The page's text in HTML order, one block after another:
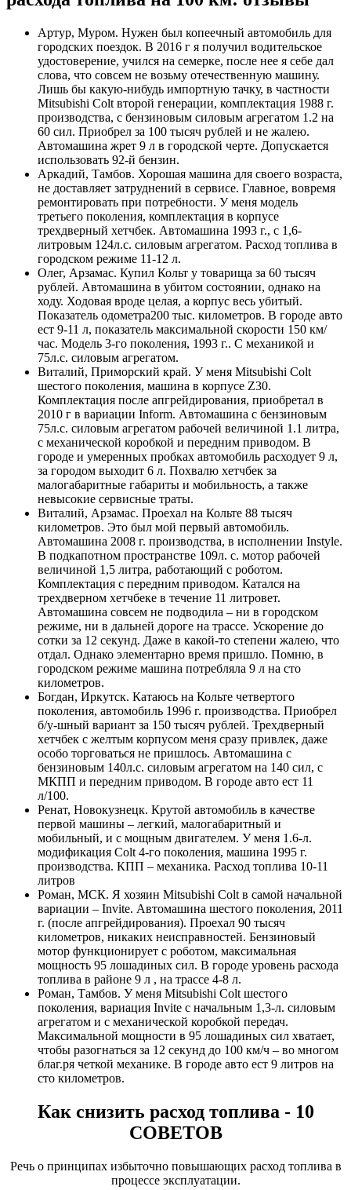
Артур, Муром. Нужен был копеечный автомобиль для
городских поездок. В 2016 г я получил водительское
удостоверение, учился на семерке, после нее я себе дал
слова, что совсем не возьму отечественную машину.
Лишь бы какую-нибудь импортную тачку, в частности
Mitsubishi Colt второй генерации, комплектация 1988 г.
производства, с бензиновым силовым агрегатом 1.2 на
60 сил. Приобрел за 100 тысяч рублей и не жалею.
Автомашина жрет 9 л в городской черте. Допускается
использовать 92-й бензин.
Аркадий, Тамбов. Хорошая машина для своего возраста,
не доставляет затруднений в сервисе. Главное, вовремя
ремонтировать при потребности. У меня модель
третьего поколения, комплектация в корпусе
трехдверный хетчбек. Автомашина 1993 г., с 1,6-
литровым 124л.с. силовым агрегатом. Расход топлива в
городском режиме 11-12 л.
Олег, Арзамас. Купил Кольт у товарища за 60 тысяч
рублей. Автомашина в убитом состоянии, однако на
ходу. Ходовая вроде целая, а корпус весь убитый.
Показатель одометра200 тыс. километров. В городе авто
ест 9-11 л, показатель максимальной скорости 150 км/
час. Модель 3-го поколения, 1993 г.. С механикой и
75л.с. силовым агрегатом.
Виталий, Приморский край. У меня Mitsubishi Colt
шестого поколения, машина в корпусе Z30.
Комплектация после апгрейдирования, приобретал в
2010 г в вариации Inform. Автомашина с бензиновым
75л.с. силовым агрегатом рабочей величиной 1.1 литра,
с механической коробкой и передним приводом. В
городе и умеренных пробках автомобиль расходует 9 л,
за городом выходит 6 л. Похвалю хетчбек за
малогабаритные габариты и мобильность, а также
невысокие сервисные траты.
Виталий, Арзамас. Проехал на Кольте 88 тысяч
километров. Это был мой первый автомобиль.
Автомашина 2008 г. производства, в исполнении Instyle.
В подкапотном пространстве 109л. с. мотор рабочей
величиной 1,5 литра, работающий с роботом.
Комплектация с передним приводом. Катался на
трехдверном хетчбеке в течение 11 литровет.
Автомашина совсем не подводила – ни в городском
режиме, ни в дальней дороге на трассе. Ускорение до
сотки за 12 секунд. Даже в какой-то степени жалею, что
отдал. Однако элементарно время пришло. Помню, в
городском режиме машина потребляла 9 л на сто
километров.
Богдан, Иркутск. Катаюсь на Кольте четвертого
поколения, автомобиль 1996 г. производства. Приобрел
б/у-шный вариант за 150 тысяч рублей. Трехдверный
хетчбек с желтым корпусом меня сразу привлек, даже
особо торговаться не пришлось. Автомашина с
бензиновым 140л.с. силовым агрегатом на 140 сил, с
МКПП и передним приводом. В городе авто ест 11
л/100.
Ренат, Новокузнецк. Крутой автомобиль в качестве
первой машины – легкий, малогабаритный и
мобильный, и с мощным двигателем. У меня 1.6-л.
модификация Colt 4-го поколения, машина 1995 г.
производства. КПП – механика. Расход топлива 10-11
литров
Роман, МСК. Я хозяин Mitsubishi Colt в самой начальной
вариации – Invite. Автомашина шестого поколения, 2011
г. (после апгрейдирования). Проехал 90 тысяч
километров, никаких неисправностей. Бензиновый
мотор функционирует с роботом, максимальная
мощность 95 лошадиных сил. В городе уровень расхода
топлива в районе 9 л , на трассе 4-8 л.
Роман, Тамбов. У меня Mitsubishi Colt шестого
поколения, вариация Invite с начальным 1,3-л. силовым
агрегатом и с механической коробкой передач.
Максимальной мощности в 95 лошадиных сил хватает,
чтобы разогнаться за 12 секунд до 100 км/ч – во многом
благ.ря четкой механике. В городе авто ест 9 литров на
сто километров.
Как снизить расход топлива - 10
СОВЕТОВ
Речь о принципах избыточно повышающих расход топлива в
процессе эксплуатации.